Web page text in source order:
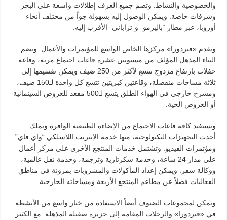
والخصوصية والنشاط. وتضم جميع الغرف إطلالات واسعة على البحر
وشرفات خاصة. ويمكن الوصول إليه بسهولة جواً من مختلف أنحاء
أوروبا، عبر مطار “باليرمو” و”تراباني” الأقرب إليه.
وتقدم «فيردورا» مركزها الخاص الواسع للمؤتمرات والأعمال. ويضم
البناء المذهل المؤلف من مستويين عشرة قاعات اجتماع مرنة، وقاعة
حفلات بارتفاع مزدوج تتسع لأكثر من 250 ضيف ويمكن تقسيمها إلى
ثلاثة مساحات منفصلة، وقاعتين كبريتين تتسع كل واحدة لـ150 ضيف،
ومسرح خارجي في الهواء الطلق يتسع لـ500 مقعد للعروض السينمائية
أو العروض الحية.
وتستفيد كافة قاعات الاجتماع من الإضاءة الطبيعية الوافرة وتملك
أحدث التجهيزات التكنولوجية، منها خدمة الإنترنت اللاسلكي “واي فاي”
ومؤتمرات الفيديو. وتشتمل خدمات المنتجع الأخرى على مركز أعمال
على مدار 24 ساعة، وخدمة سكرتارية وترجمة، وخدمة نقل عالمية،
ووكالة سفر. ويمكن إعداد المأكولات والمشروبات بمرونة في مناطق
الفعاليات فضلاً عن مطاعم المنتجع الأربعة ومساحاته الخارجية.
ويمكن لمجموعات الضيوف أيضاً الاستفادة من خيار واسع من الأنشطة
في «فيردورا» والرحلات المقامة إلى جزيرة صقيلة المذهلة. مع الكثير